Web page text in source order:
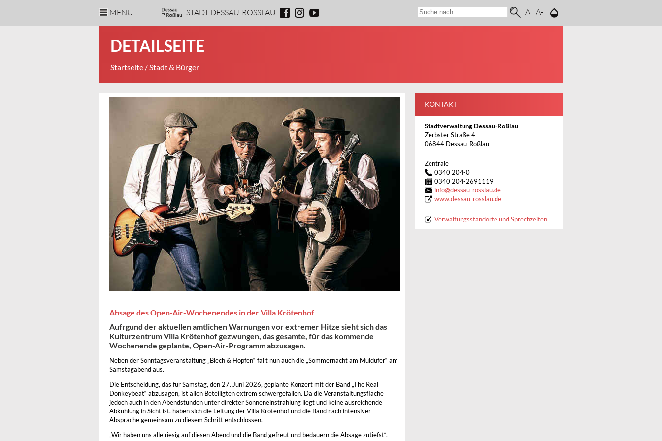
MENU STADT DESSAU-ROSSLAU A+A-
DETAILSEITE
Startseite / Stadt & Bürger
Absage des Open-Air-Wochenendes in der Villa Krötenhof
Aufrgund der aktuellen amtlichen Warnungen vor extremer Hitze sieht sich das
Kulturzentrum Villa Krötenhof gezwungen, das gesamte, für das kommende
Wochenende geplante, Open-Air-Programm abzusagen.
Neben der Sonntagsveranstaltung „Blech & Hopfen“ fällt nun auch die „Sommernacht am Muldufer“ am
Samstagabend aus.
Die Entscheidung, das für Samstag, den 27. Juni 2026, geplante Konzert mit der Band „The Real
Donkeybeat“ abzusagen, ist allen Beteiligten extrem schwergefallen. Da die Veranstaltungsfläche
jedoch auch in den Abendstunden unter direkter Sonneneinstrahlung liegt und keine ausreichende
Abkühlung in Sicht ist, haben sich die Leitung der Villa Krötenhof und die Band nach intensiver
Absprache gemeinsam zu diesem Schritt entschlossen.
„Wir haben uns alle riesig auf diesen Abend und die Band gefreut und bedauern die Absage zutiefst“,
KONTAKT
Stadtverwaltung Dessau-Roßlau
Zerbster Straße 4
06844 Dessau-Roßlau
Zentrale
0340 204-0
0340 204-2691119
info@dessau-rosslau.de
www.dessau-rosslau.de
Verwaltungsstandorte und Sprechzeiten